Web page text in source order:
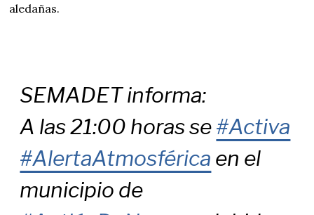
aledañas.
SEMADET informa:
A las 21:00 horas se#Activa
#AlertaAtmosférica en el
municipio de